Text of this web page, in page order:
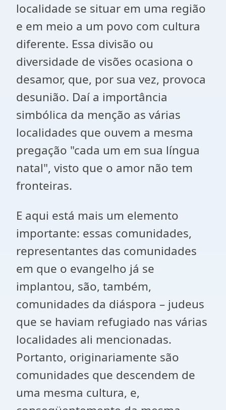
localidade se situar em uma região
e em meio a um povo com cultura
diferente. Essa divisão ou
diversidade de visões ocasiona o
desamor, que, por sua vez, provoca
desunião. Daí a importância
simbólica da menção as várias
localidades que ouvem a mesma
pregação "cada um em sua língua
natal", visto que o amor não tem
fronteiras.
E aqui está mais um elemento
importante: essas comunidades,
representantes das comunidades
em que o evangelho já se
implantou, são, também,
comunidades da diáspora – judeus
que se haviam refugiado nas várias
localidades ali mencionadas.
Portanto, originariamente são
comunidades que descendem de
uma mesma cultura, e,